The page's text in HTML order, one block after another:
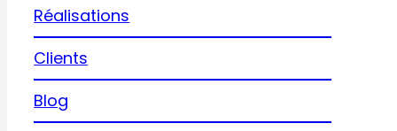
Réalisations
Clients
Blog